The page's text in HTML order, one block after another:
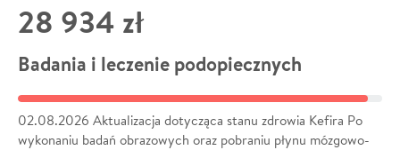
28 934 zł
Badania i leczenie podopiecznych
02.08.2026 Aktualizacja dotycząca stanu zdrowia Kefira Po
wykonaniu badań obrazowych oraz pobraniu płynu mózgowo-